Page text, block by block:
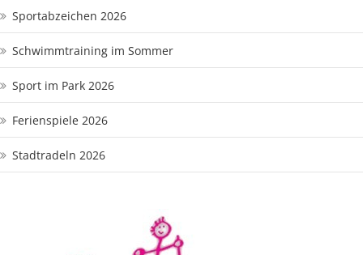
Sportabzeichen 2026
Schwimmtraining im Sommer
Sport im Park 2026
Ferienspiele 2026
Stadtradeln 2026